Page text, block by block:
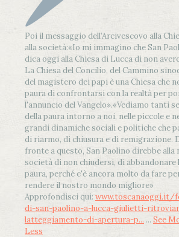
Poi il messaggio dell’Arcivescovo alla
alla società:«Io mi immagino che San
dica oggi alla Chiesa di Lucca di non
La Chiesa del Concilio, del Cammino
del magistero dei papi è una Chiesa che
paura di confrontarsi con la realtà per
l'annuncio del Vangelo».«Vediamo tanti
della paura intorno a noi, nelle piccole e
grandi dinamiche sociali e politiche che
di riarmo, di chiusura e di remigrazione.
fronte a questo, San Paolino direbbe alla
società di non chiudersi, di abbandonare
paura, perché c'è ancora molto da fare
rendere il nostro mondo migliore»
Approfondisci qui: www.toscanaoggi.it/
di-san-paolino-a-lucca-giulietti-
latteggiamento-di-apertura-p... ... See
Less